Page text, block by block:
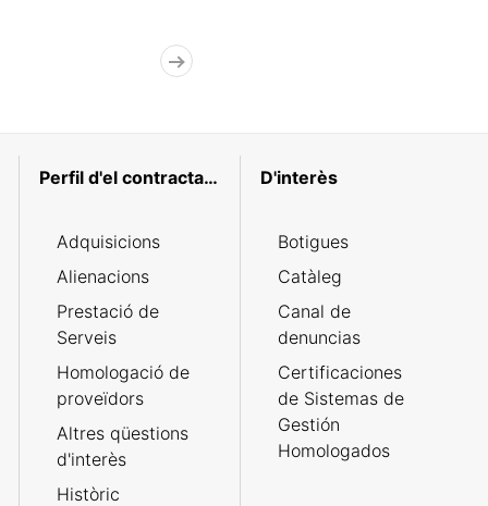
Perfil d'el contractant
Adquisicions
Alienacions
Prestació de
Serveis
Homologació de
proveïdors
Altres qüestions
d'interès
Històric
D'interès
Botigues
Catàleg
Canal de
denuncias
Certificaciones
de Sistemas de
Gestión
Homologados